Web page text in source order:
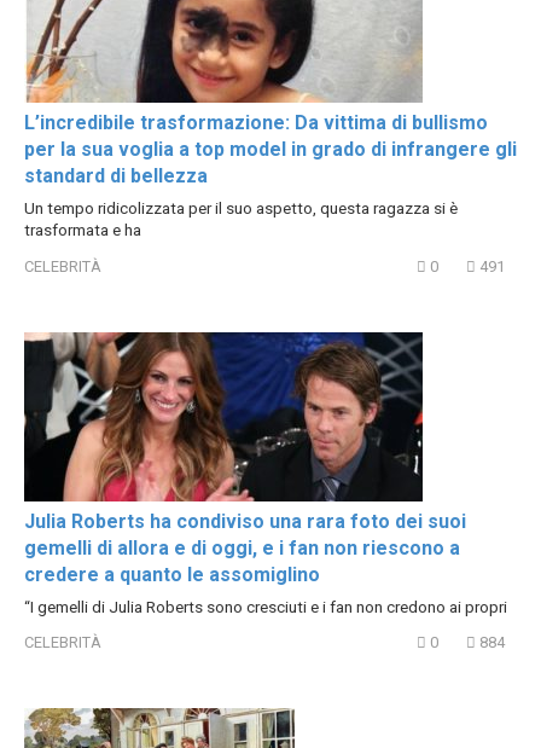
L’incredibile trasformazione: Da vittima di bullismo
per la sua voglia a top model in grado di infrangere gli
standard di bellezza
Un tempo ridicolizzata per il suo aspetto, questa ragazza si è
trasformata e ha
CELEBRITÀ 0 491
Julia Roberts ha condiviso una rara foto dei suoi
gemelli di allora e di oggi, e i fan non riescono a
credere a quanto le assomiglino
“I gemelli di Julia Roberts sono cresciuti e i fan non credono ai propri
CELEBRITÀ 0 884